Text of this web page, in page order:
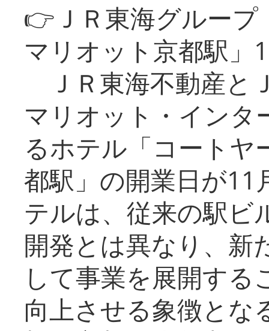
👉ＪＲ東海グルー
マリオット京都駅」
ＪＲ東海不動産と
マリオット・インタ
るホテル「コートヤ
都駅」の開業日が11
テルは、従来の駅ビ
開発とは異なり、新
して事業を展開する
向上させる象徴とな